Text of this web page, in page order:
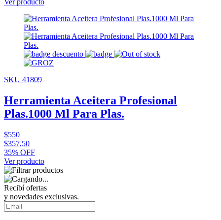
Ver producto
SKU 41809
Herramienta Aceitera Profesional
Plas.1000 Ml Para Plas.
$550
$357,50
35% OFF
Ver producto
Recibí ofertas
y novedades exclusivas.